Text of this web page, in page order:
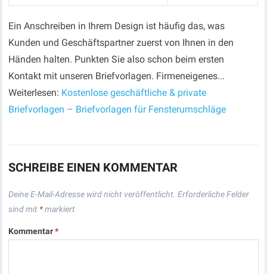
Ein Anschreiben in Ihrem Design ist häufig das, was
Kunden und Geschäftspartner zuerst von Ihnen in den
Händen halten. Punkten Sie also schon beim ersten
Kontakt mit unseren Briefvorlagen. Firmeneigenes...
Weiterlesen: Kostenlose geschäftliche & private
Briefvorlagen – Briefvorlagen für Fensterumschläge
SCHREIBE EINEN KOMMENTAR
Deine E-Mail-Adresse wird nicht veröffentlicht. Erforderliche Felder
sind mit *markiert
Kommentar*